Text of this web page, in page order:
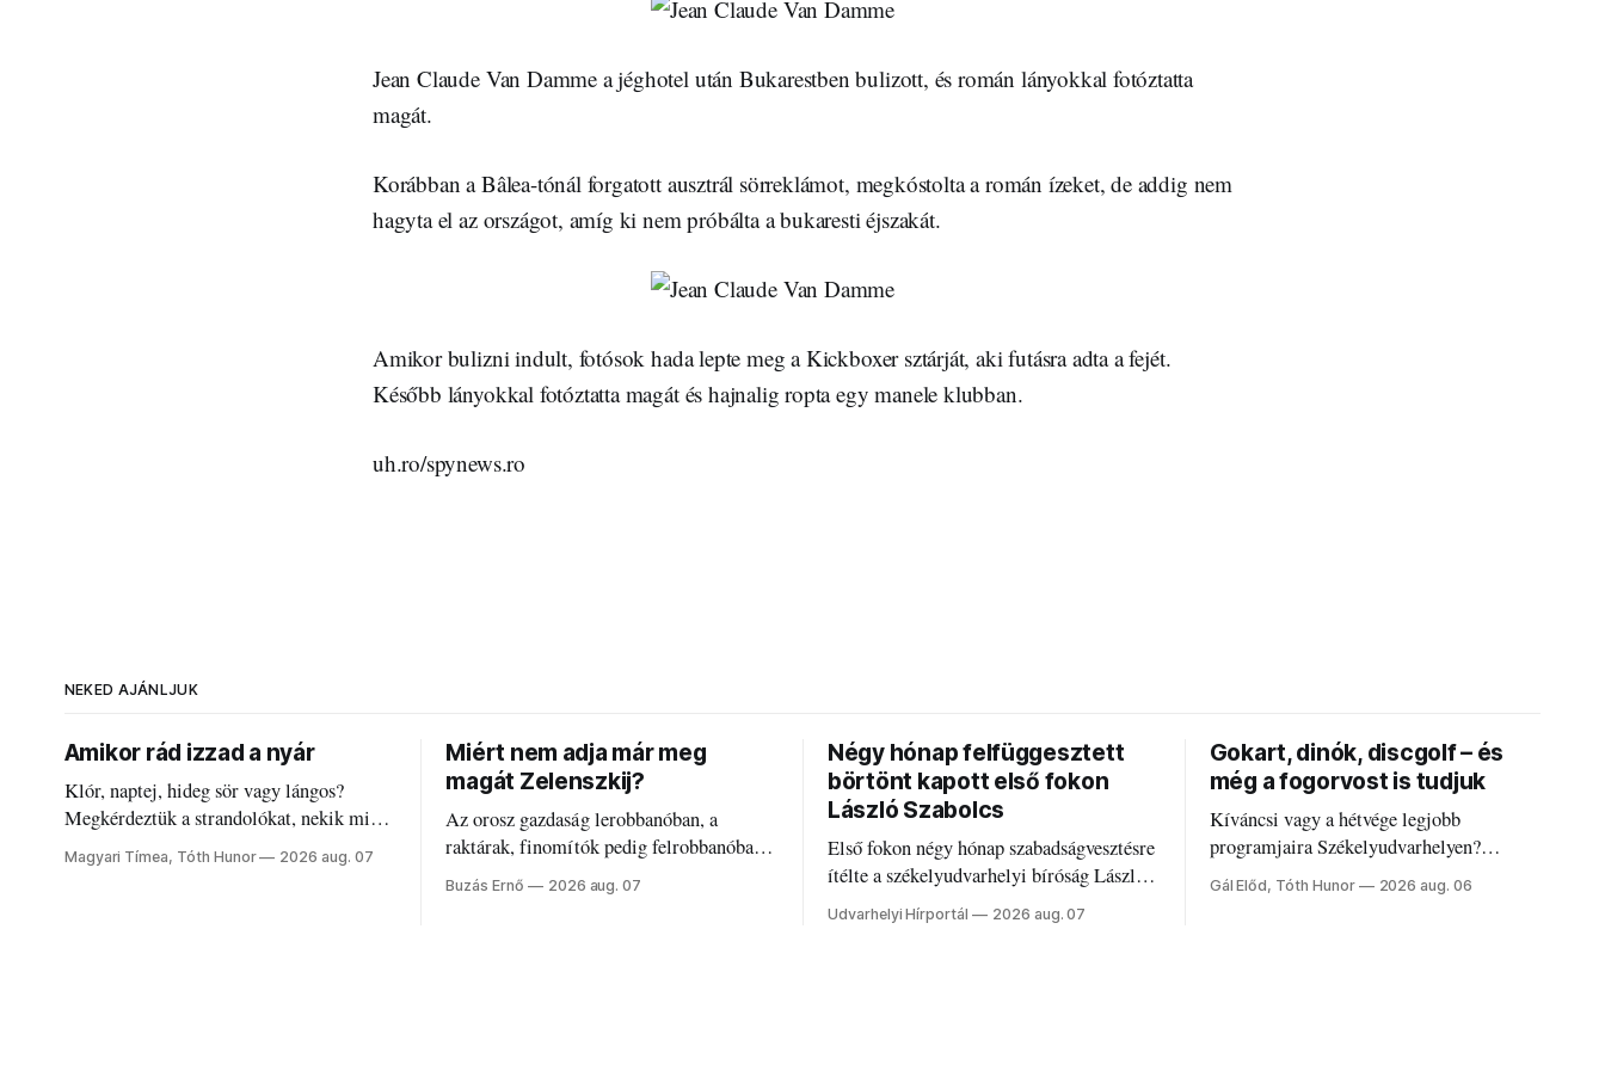
Jean Claude Van Damme a jéghotel után Bukarestben bulizott, és román lányokkal fotóztatta
magát.
Korábban a Bâlea-tónál forgatott ausztrál sörreklámot, megkóstolta a román ízeket, de addig nem
hagyta el az országot, amíg ki nem próbálta a bukaresti éjszakát.
Amikor bulizni indult, fotósok hada lepte meg a Kickboxer sztárját, aki futásra adta a fejét.
Később lányokkal fotóztatta magát és hajnalig ropta egy manele klubban.
uh.ro/spynews.ro
NEKED AJÁNLJUK
Amikor rád izzad a nyár
Klór, naptej, hideg sör vagy lángos?
Megkérdeztük a strandolókat, nekik mi
jelenti a nyarat, és hogyan bírják a
kánikulát.
Magyari Tímea, Tóth Hunor 2026 aug. 07
Miért nem adja már meg
magát Zelenszkij?
Az orosz gazdaság lerobbanóban, a
raktárak, finomítók pedig felrobbanóban.
Akárcsak az ukrán népharag, amikor
elégedetlen vezetőivel.
Buzás Ernő 2026 aug. 07
Négy hónap felfüggesztett
börtönt kapott első fokon
László Szabolcs
Első fokon négy hónap szabadságvesztésre
ítélte a székelyudvarhelyi bíróság László
Szabolcsot.
Udvarhelyi Hírportál 2026 aug. 07
Gokart, dinók, discgolf – és
még a fogorvost is tudjuk
Kíváncsi vagy a hétvége legjobb
programjaira Székelyudvarhelyen?
Nálunk megtalálod őket – sőt, ha baj van a
fogaddal, a fogorvosi ügyeletet is!
Gál Előd, Tóth Hunor 2026 aug. 06